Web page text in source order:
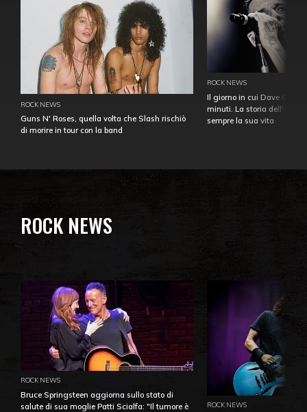
ROCK NEWS
Guns N' Roses, quella volta che Slash rischiò
di morire in tour con la band
ROCK NEWS
Il giorno in cui Dave
minuti. La storia
sempre la sua vita
ROCK NEWS
ROCK NEWS
Bruce Springsteen aggiorna sullo stato di
salute di sua moglie Patti Scialfa: "Il tumore è
ROCK NEWS